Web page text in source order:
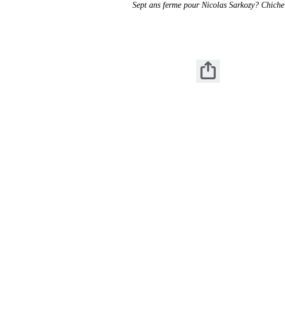
Sept ans ferme pour Nicolas Sarkozy? Chiche